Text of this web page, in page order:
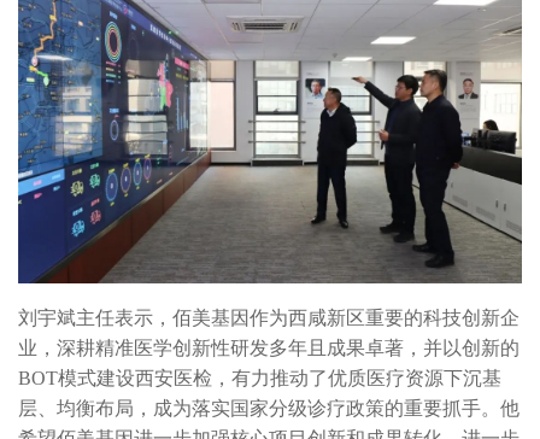
刘宇斌主任表示，佰美基因作为西咸新区重要的科技创新企
业，深耕精准医学创新性研发多年且成果卓著，并以创新的
BOT模式建设西安医检，有力推动了优质医疗资源下沉基
层、均衡布局，成为落实国家分级诊疗政策的重要抓手。他